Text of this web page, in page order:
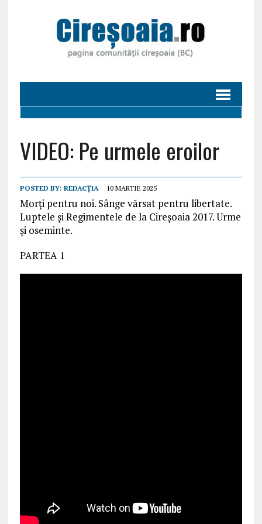
VIDEO: Pe urmele eroilor
POSTED BY: REDACȚIA 10 MARTIE 2025
Morți pentru noi. Sânge vărsat pentru libertate.
Luptele și Regimentele de la Cireșoaia 2017. Urme
și oseminte.
PARTEA 1